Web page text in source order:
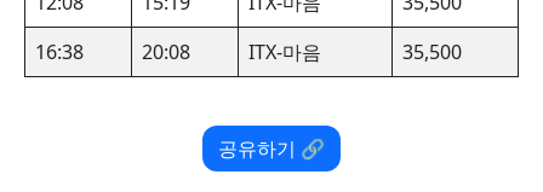
16:38
20:08 ITX-마음 35,500
공유하기 🔗